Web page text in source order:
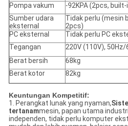
Pompa vakum
-92KPA (2pcs,
Sumber udara
eksternal
Tidak perlu (mesin
2pcs)
PC eksternal
Tidak perlu PC
Tegangan
220V (110V), 50Hz/
Berat bersih
68kg
Berat kotor
82kg
Keuntungan Kompetitif:
1. Perangkat lunak yang nyaman,
tertanammesin, papan utama
independen, tidak perlu komputer